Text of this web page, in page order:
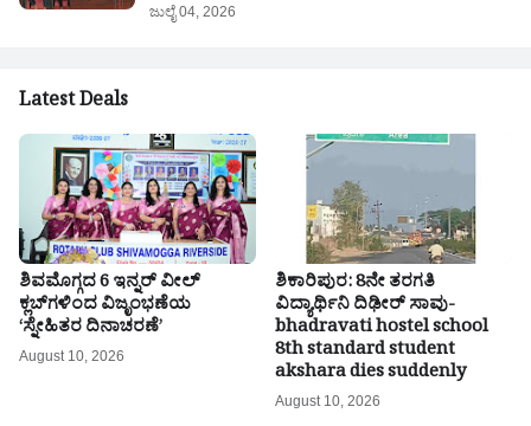
ಜುಲೈ 04, 2026
Latest Deals
ಶಿವಮೊಗ್ಗದ 6 ಇನ್ನರ್ ವೀಲ್
ಕ್ಲಬ್‌ಗಳಿಂದ ವಿಜೃಂಭಣೆಯ
‘ಸ್ನೇಹಿತರ ದಿನಾಚರಣೆ’
August 10, 2026
ಶಿಕಾರಿಪುರ: 8ನೇ ತರಗತಿ
ವಿದ್ಯಾರ್ಥಿನಿ ದಿಢೀರ್ ಸಾವು-
bhadravati hostel school
8th standard student
akshara dies suddenly
August 10, 2026